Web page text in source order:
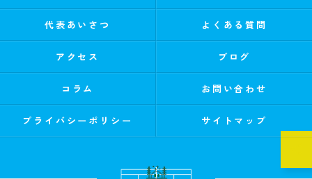
代表あいさつ よくある質問
アクセス ブログ
コラム お問い合わせ
プライバシーポリシー サイトマップ